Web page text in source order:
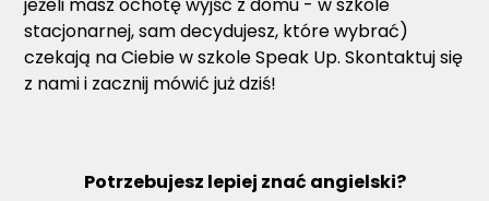
stacjonarnej, sam decydujesz, które wybrać)
czekają na Ciebie w szkole Speak Up. Skontaktuj się
z nami i zacznij mówić już dziś!
Potrzebujesz lepiej znać angielski?